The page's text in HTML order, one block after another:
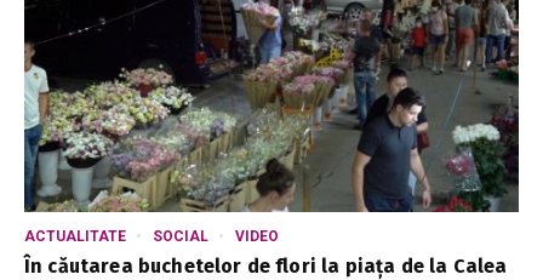
ACTUALITATE SOCIAL VIDEO
În căutarea buchetelor de flori la piața de la Calea